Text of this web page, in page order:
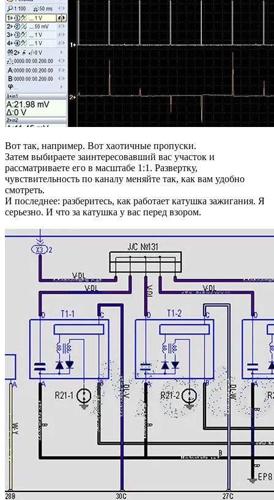
Вот так, например. Вот хаотичные пропуски.
Затем выбираете заинтересовавший вас участок и
рассматриваете его в масштабе 1:1. Развертку,
чувствительность по каналу меняйте так, как вам удобно
смотреть.
И последнее: разберитесь, как работает катушка зажигания. Я
серьезно. И что за катушка у вас перед взором.